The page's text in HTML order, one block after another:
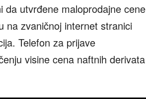
da utvrđene maloprodajne cene
na zvaničnoj internet stranici
Telefon za prijave
visine cena naftnih derivata